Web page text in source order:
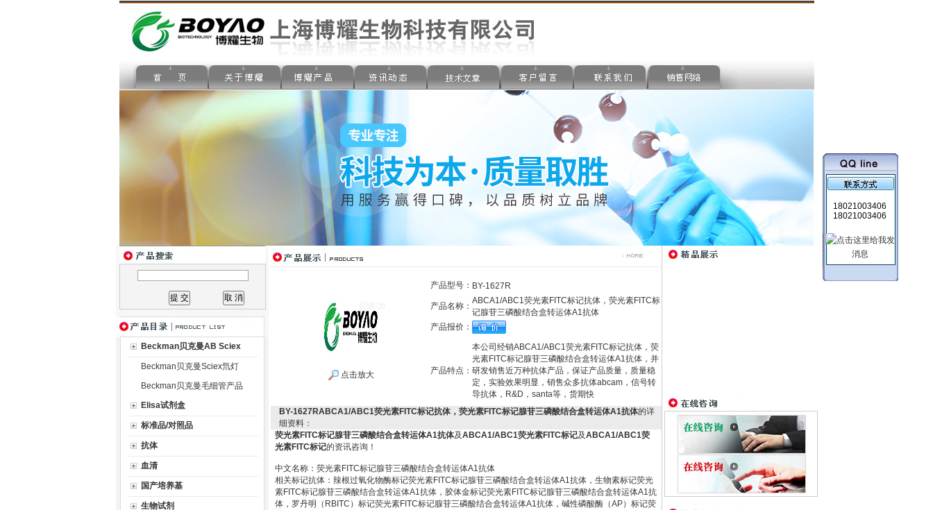
18021003406
18021003406
Beckman贝克曼AB Sciex
Beckman贝克曼Sciex氘灯
Beckman贝克曼毛细管产品
Elisa试剂盒
标准品/对照品
抗体
血清
国产培养基
生物试剂
点击放大
产品型号： BY-1627R
产品名称：
ABCA1/ABC1荧光素FITC标记抗体，荧光素FITC标
记腺苷三磷酸结合盒转运体A1抗体
产品报价：
产品特点：
本公司经销ABCA1/ABC1荧光素FITC标记抗体，荧
光素FITC标记腺苷三磷酸结合盒转运体A1抗体，并
研发销售近万种抗体产品，保证产品质量，质量稳
定，实验效果明显，销售众多抗体abcam，信号转
导抗体，R&D，santa等，货期快
BY-1627RABCA1/ABC1荧光素FITC标记抗体，荧光素FITC标记腺苷三磷酸结合盒转运体A1抗体的详
细资料：
荧光素FITC标记腺苷三磷酸结合盒转运体A1抗体及ABCA1/ABC1荧光素FITC标记及ABCA1/ABC1荧
光素FITC标记的资讯咨询！
中文名称：荧光素FITC标记腺苷三磷酸结合盒转运体A1抗体
相关标记抗体：辣根过氧化物酶标记荧光素FITC标记腺苷三磷酸结合盒转运体A1抗体，生物素标记荧光
素FITC标记腺苷三磷酸结合盒转运体A1抗体，胶体金标记荧光素FITC标记腺苷三磷酸结合盒转运体A1抗
体，罗丹明（RBITC）标记荧光素FITC标记腺苷三磷酸结合盒转运体A1抗体，碱性磷酸酶（AP）标记荧